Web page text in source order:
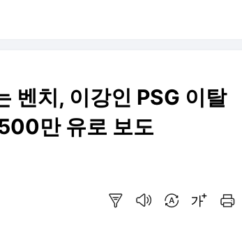
벤치, 이강인 PSG 이탈
만 유로 보도